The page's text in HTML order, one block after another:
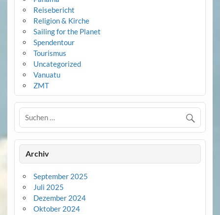
Reisebericht
Religion & Kirche
Sailing for the Planet
Spendentour
Tourismus
Uncategorized
Vanuatu
ZMT
Archiv
September 2025
Juli 2025
Dezember 2024
Oktober 2024